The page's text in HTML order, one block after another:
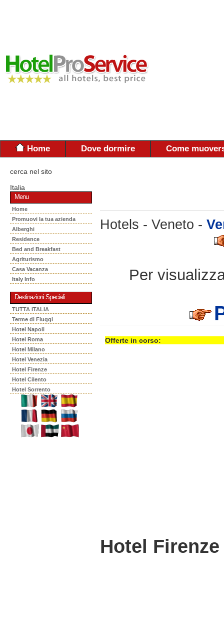
Home Dove dormire Come
cerca nel sito
Italia
Menu
Home
Promuovi la tua azienda
Alberghi
Residence
Bed and Breakfast
Agriturismo
Casa Vacanza
Italy Info
Destinazioni Speciali
TUTTA ITALIA
Terme di Fiuggi
Hotel Napoli
Hotel Roma
Hotel Milano
Hotel Venezia
Hotel Firenze
Hotel Cilento
Hotel Sorrento
Hotels - Veneto -
Per
Offerte in corso:
Hotel Firenze